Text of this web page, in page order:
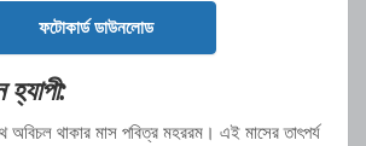
ফটোকার্ড ডাউনলোড
অবিচল থাকার মাস পবিত্র মহররম। এই মাসের তাৎপর্য